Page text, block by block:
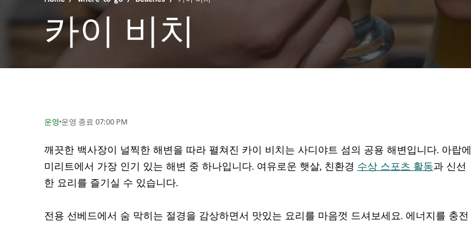
카이 비치
운영 운영 종료 07:00 PM
깨끗한 백사장이 널찍한 해변을 따라 펼쳐진 카이 비치는 사디야트 섬의 공용 해변입니다. 아랍에
미리트에서 가장 인기 있는 해변 중 하나입니다. 여유로운 햇살, 친환경 수상 스포츠 활동과 신선
한 요리를 즐기실 수 있습니다.
전용 선베드에서 숨 막히는 절경을 감상하면서 맛있는 요리를 마음껏 드셔보세요. 에너지를 충전